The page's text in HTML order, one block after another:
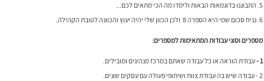
5. התבוננו בדוגמאות הבאות ולימדו מה הכי מתאים לכם...
6. נניח סכום שמי היא הספרה 8 ולכן הכוון שלי יהיה יעוץ והכוונה לטובת הקהילה.
מספרים וסוגי עבודות המתאימות למספרים:
1 - עבודת הוראה או כל עבודה שאתם במרכז מנהיגים ומובילים.
2 - עבודה שיש בה עבודת צוות ושיתופי פעולה עם עסקים שונים.